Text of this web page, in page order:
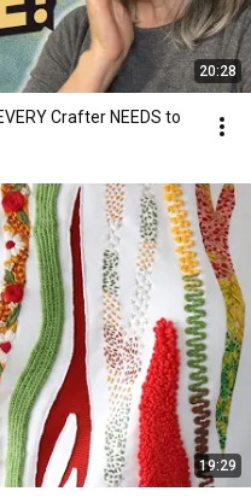
20:28
Crafter NEEDS to
19:29